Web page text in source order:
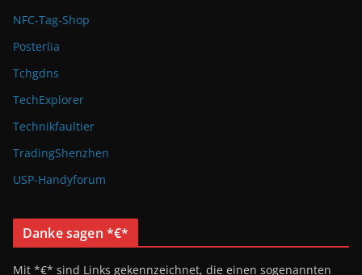
NFC-Tag-Shop
Posterlia
Tchgdns
TechExplorer
Technikfaultier
TradingShenzhen
USP-Handyforum
Danke sagen *€*
Mit *€* sind Links gekennzeichnet, die einen sogenannten